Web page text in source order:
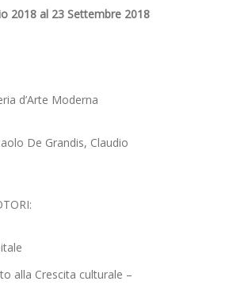
2018 al 23 Settembre 2018
d’Arte Moderna
De Grandis, Claudio
alla Crescita culturale –